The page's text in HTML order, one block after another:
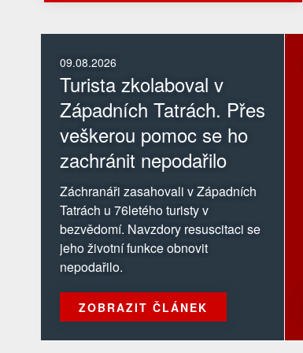
09.08.2026
Turista zkolaboval v
Západních Tatrách. Přes
veškerou pomoc se ho
zachránit nepodařilo
Záchranáři zasahovali v Západních
Tatrách u 76letého turisty v
bezvědomí. Navzdory resuscitaci se
jeho životní funkce obnovit
nepodařilo.
ZOBRAZIT ČLÁNEK